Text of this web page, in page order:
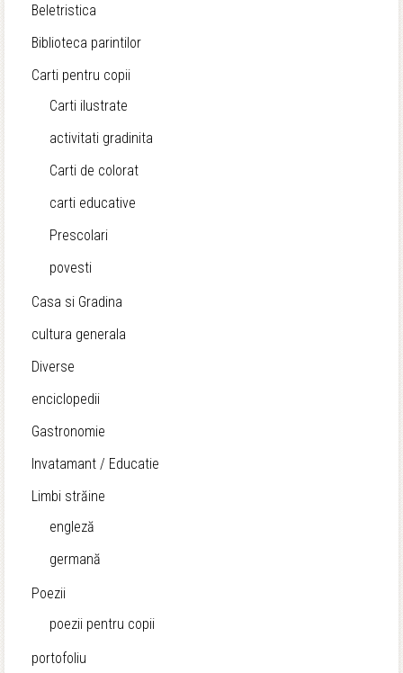
Beletristica
Biblioteca parintilor
Carti pentru copii
Carti ilustrate
activitati gradinita
Carti de colorat
carti educative
Prescolari
povesti
Casa si Gradina
cultura generala
Diverse
enciclopedii
Gastronomie
Invatamant / Educatie
Limbi străine
engleză
germană
Poezii
poezii pentru copii
portofoliu